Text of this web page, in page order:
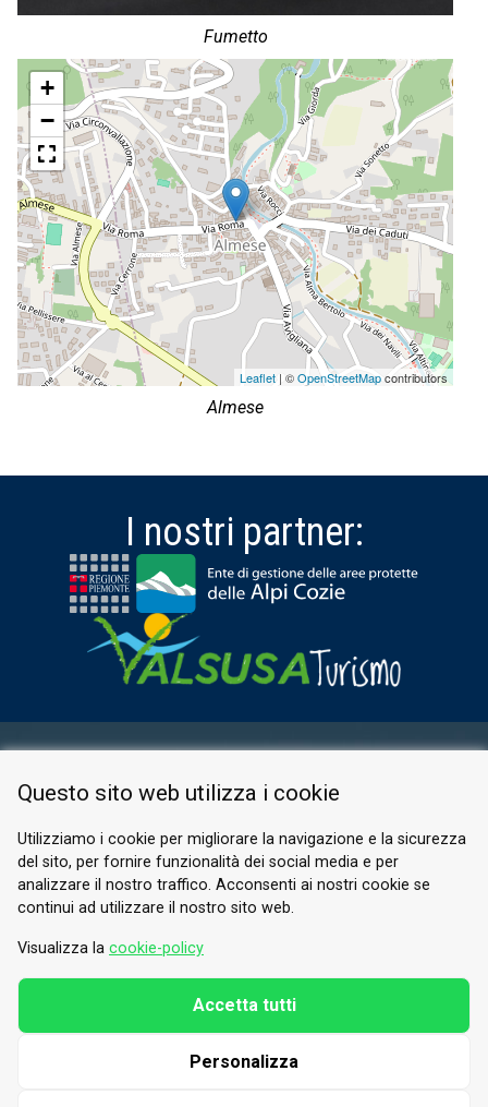
Fumetto
+
−
Leaflet | ©OpenStreetMapcontributors
Almese
I nostri partner:
PRIVACY POLICY
© 2026 Valle di Susa
Tesori di Arte e Cultura Alpina
Tel.
E-mail.info@vallesusa-tesori.it
Questo sito web utilizza i cookie
Utilizziamo i cookie per migliorare la navigazione e la sicurezza
del sito, per fornire funzionalità dei social media e per
analizzare il nostro traffico. Acconsenti ai nostri cookie se
continui ad utilizzare il nostro sito web.
Visualizza la cookie-policy
Personalizza
Accetta tutti